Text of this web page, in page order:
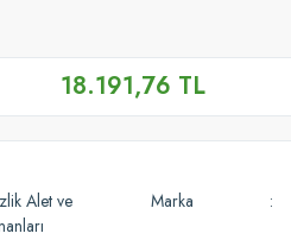
18.191,76 TL
Alet ve
Marka